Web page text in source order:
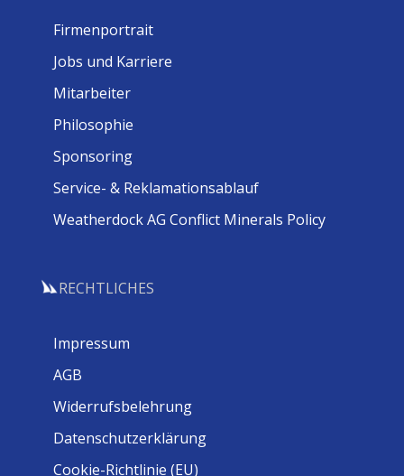
Firmenportrait
Jobs und Karriere
Mitarbeiter
Philosophie
Sponsoring
Service- & Reklamationsablauf
Weatherdock AG Conflict Minerals Policy
RECHTLICHES
Impressum
AGB
Widerrufsbelehrung
Datenschutzerklärung
Cookie-Richtlinie (EU)